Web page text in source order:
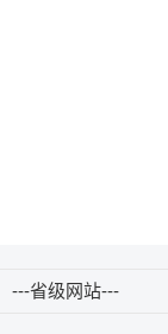
---省级网站---